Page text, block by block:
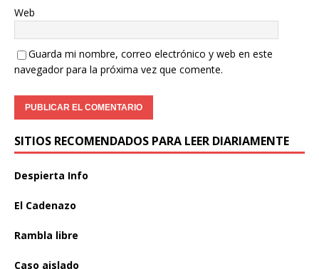
Web
Guarda mi nombre, correo electrónico y web en este
navegador para la próxima vez que comente.
SITIOS RECOMENDADOS PARA LEER DIARIAMENTE
Despierta Info
El Cadenazo
Rambla libre
Caso aislado